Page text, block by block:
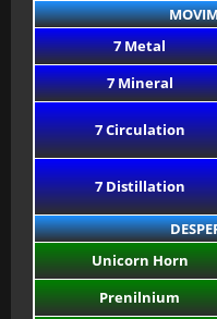
7 Metal
7 Mineral
7 Circulation
7 Distillation
Unicorn Horn
Prenilnium